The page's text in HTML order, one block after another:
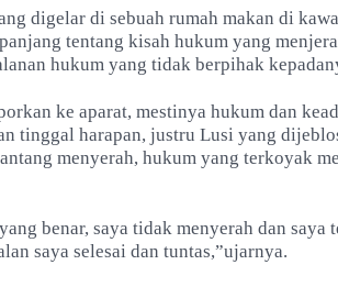
digelar di sebuah rumah makan di
tentang kisah hukum yang
hukum yang tidak berpihak
ke aparat, mestinya hukum dan
tinggal harapan, justru Lusi yang
menyerah, hukum yang terkoyak
benar, saya tidak menyerah dan saya
saya selesai dan tuntas,”ujarnya.